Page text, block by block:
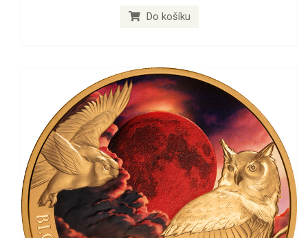
Do košíku